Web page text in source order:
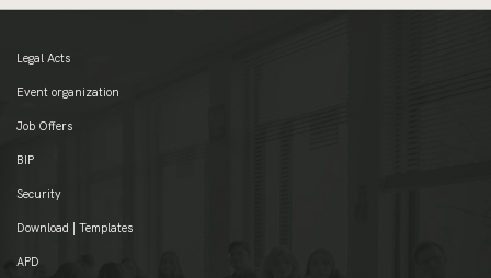
Legal Acts
Event organization
Job Offers
BIP
Security
Download | Templates
APD